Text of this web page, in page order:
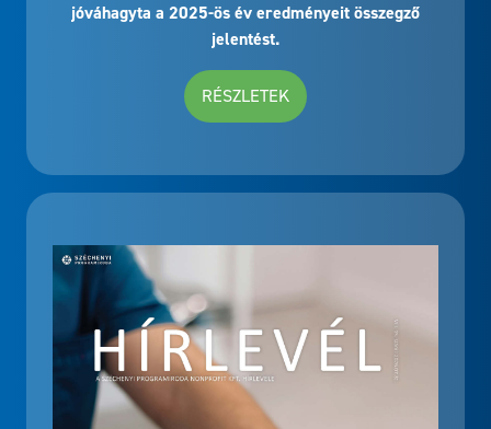
jóváhagyta a 2025-ös év eredményeit összegző
jelentést.
RÉSZLETEK